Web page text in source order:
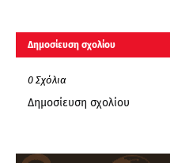
Δημοσίευση σχολίου
0 Σχόλια
Δημοσίευση σχολίου